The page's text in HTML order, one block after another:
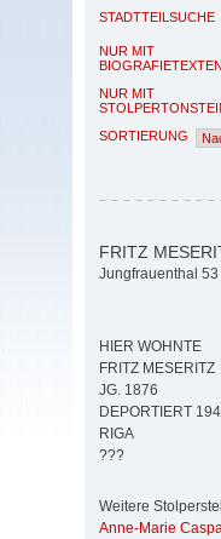
STADTTEILSUCHE
NUR MIT
BIOGRAFIETEXTEN
NUR MIT
SORTIERUNG
FRITZ
Jungfrauenthal
HIER WOHNTE
FRITZ MESERITZ
JG. 1876
DEPORTIERT
RIGA
???
Weitere
Anne-Marie